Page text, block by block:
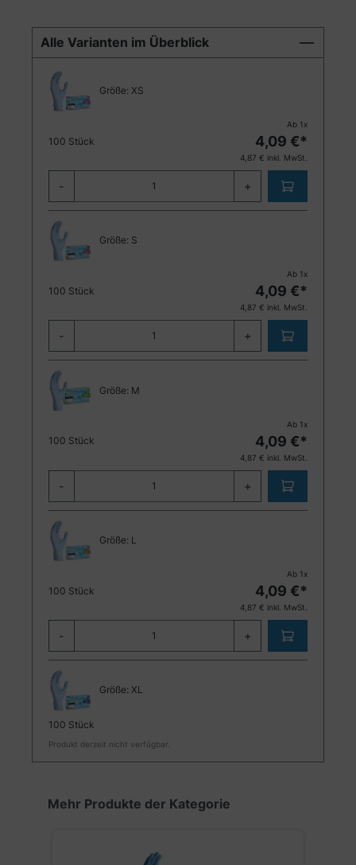
Alle Varianten im Überblick
Größe: XS
100 Stück
Ab 1 x
4,09 €*
4,87 € inkl. MwSt.
- +
Größe: S
100 Stück
Ab 1 x
4,09 €*
4,87 € inkl. MwSt.
- +
Größe: M
100 Stück
Ab 1 x
4,09 €*
4,87 € inkl. MwSt.
- +
Größe: L
100 Stück
Ab 1 x
4,09 €*
4,87 € inkl. MwSt.
- +
Größe: XL
100 Stück
Produkt derzeit nicht verfügbar.
Produktgalerie überspringen
Mehr Produkte der Kategorie